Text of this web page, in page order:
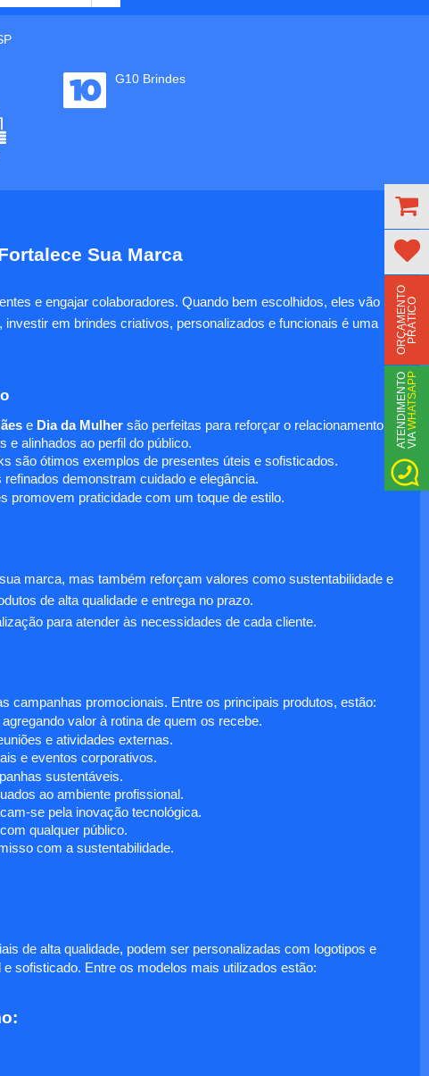
G10 Brindes
Sua Marca
e engajar colaboradores. Quando bem escolhidos, eles vão
em brindes criativos, personalizados e funcionais é uma
e Dia da Mulher são perfeitas para reforçar o relacionamento
e alinhados ao perfil do público.
são ótimos exemplos de presentes úteis e sofisticados.
demonstram cuidado e elegância.
promovem praticidade com um toque de estilo.
marca, mas também reforçam valores como sustentabilidade e
de alta qualidade e entrega no prazo.
para atender às necessidades de cada cliente.
campanhas promocionais. Entre os principais produtos, estão:
valor à rotina de quem os recebe.
e atividades externas.
e eventos corporativos.
sustentáveis.
ao ambiente profissional.
se pela inovação tecnológica.
qualquer público.
com a sustentabilidade.
de alta qualidade, podem ser personalizadas com logotipos e
sofisticado. Entre os modelos mais utilizados estão:
O
R
Ç
A
M
E
N
T
O
P
R
Á
T
I
CO
A
TE
N
D
I
M
E
N
T
O
V
I
AWHATSAPP